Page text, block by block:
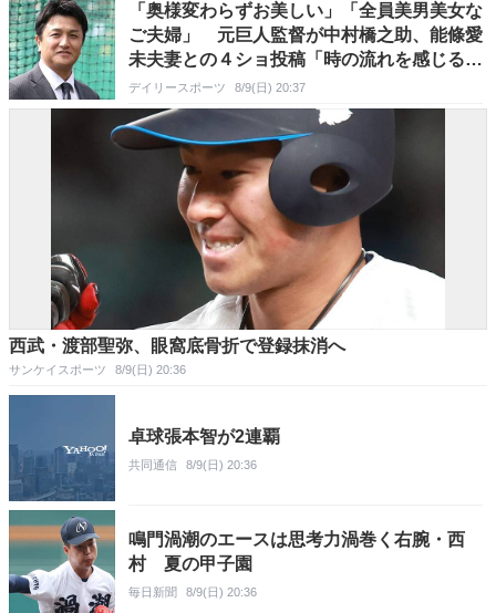
「奥様変わらずお美しい」「全員美男美女な
ご夫婦」 元巨人監督が中村橋之助、能條愛
未夫妻との４ショ投稿「時の流れを感じる時
間」 ＳＮＳ「奥様久しぶりに拝見しまし
た」
デイリースポーツ 8/9(日) 20:37
西武・渡部聖弥、眼窩底骨折で登録抹消へ
サンケイスポーツ 8/9(日) 20:36
卓球張本智が2連覇
共同通信 8/9(日) 20:36
鳴門渦潮のエースは思考力渦巻く右腕・西
村 夏の甲子園
毎日新聞 8/9(日) 20:36